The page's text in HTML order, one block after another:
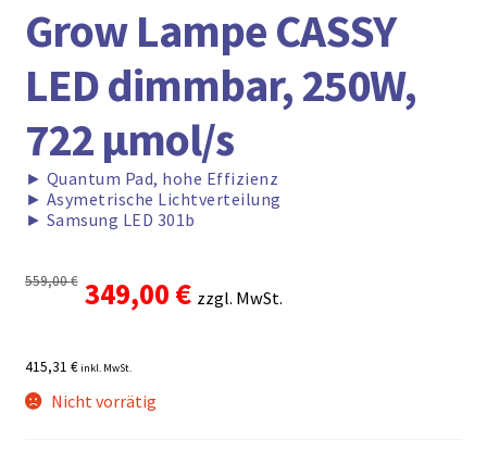
Grow Lampe CASSY
LED dimmbar, 250W,
722 μmol/s
► Quantum Pad, hohe Effizienz
► Asymetrische Lichtverteilung
► Samsung LED 301b
559,00€ Ursprünglicher
war:
349,00 €Aktueller
zzgl. MwSt.
415,31 €inkl. MwSt.
Nicht vorrätig